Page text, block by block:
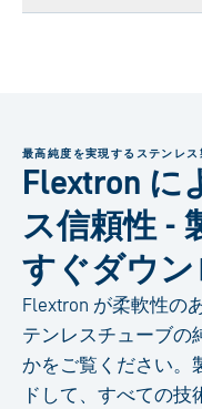
最高純度を実現するステンレス
Flextron に
ス信頼性 -
すぐダウン
Flextron が柔軟性の
テンレスチューブの
かをご覧ください。
ドして、すべての技